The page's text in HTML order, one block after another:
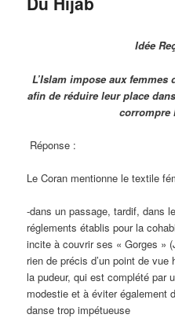
Idée
L’Islam impose aux femmes
afin de réduire leur place
corrompre
Réponse :
Le Coran mentionne le textile
-dans un passage, tardif, dans
réglements établis pour la
incite à couvrir ses « Gorges »
rien de précis d’un point de
la pudeur, qui est complété par
modestie et à éviter également
danse trop impétueuse